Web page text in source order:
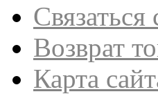
Возврат
Карта